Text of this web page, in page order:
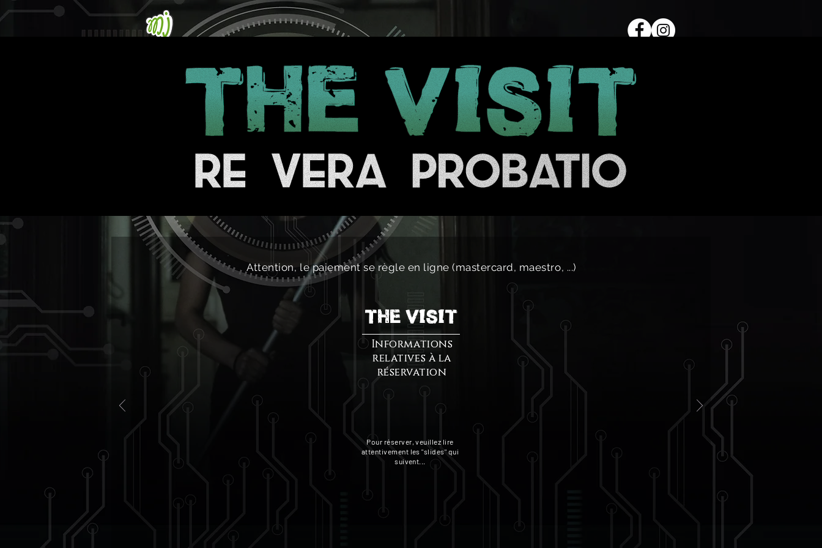
La MJ Station event Gallery Agenda
Attention, le paiement se règle en ligne (mastercard, maestro, ...)
The VisiT
Pour réserver, veuillez lire
attentivement les "slides" qui
suivent...
Informations
relatives à la
réservation
Informations
relatives à la
réservation